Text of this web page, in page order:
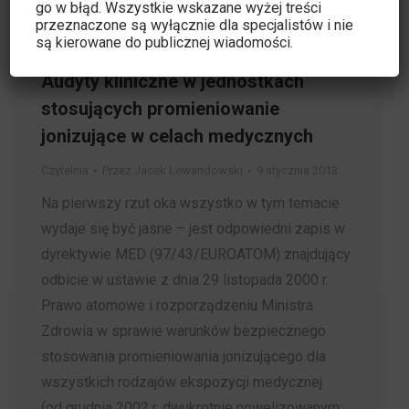
Audyty kliniczne w jednostkach
stosujących promieniowanie
jonizujące w celach medycznych
Na pierwszy rzut oka wszystko w tym temacie
wydaje się być jasne – jest odpowiedni zapis w
dyrektywie MED (97/43/EUROATOM) znajdujący
odbicie w ustawie z dnia 29 listopada 2000 r.
Prawo atomowe i rozporządzeniu Ministra
Zdrowia w sprawie warunków bezpiecznego
stosowania promieniowania jonizującego dla
wszystkich rodzajów ekspozycji medycznej
go w błąd. Wszystkie wskazane wyżej treści
przeznaczone są wyłącznie dla specjalistów i nie
są kierowane do publicznej wiadomości.